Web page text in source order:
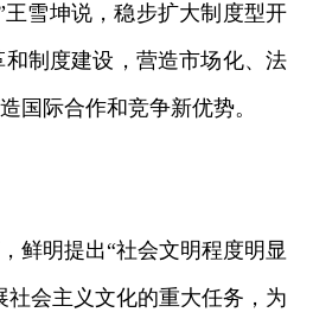
雪坤说，稳步扩大制度型开
制度建设，营造市场化、法
国际合作和竞争新优势。
明提出“社会文明程度明显
会主义文化的重大任务，为